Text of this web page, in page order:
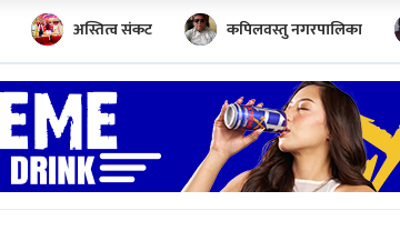
अस्तित्व संकट कपिलवस्तु नगरपालिका